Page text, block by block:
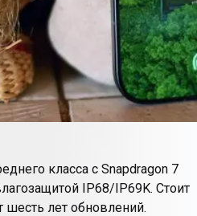
класса с Snapdragon 7
IP68/IP69K. Стоит
шесть лет обновлений.